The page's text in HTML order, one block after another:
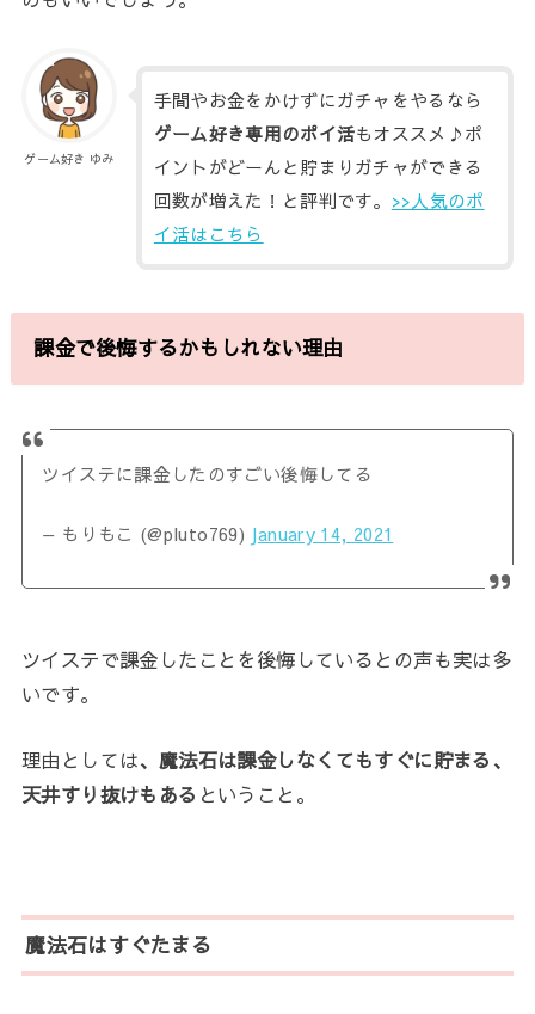
ゲーム好き ゆみ
手間やお金をかけずにガチャをやるなら
ゲーム好き専用のポイ活もオススメ♪ポ
イントがどーんと貯まりガチャができる
回数が増えた！と評判です。 >>人気のポ
イ活はこちら
課金で後悔するかもしれない理由
ツイステに課金したのすごい後悔してる
— もりもこ (@pluto769) January 14, 2021
ツイステで課金したことを後悔しているとの声も実は多
いです。
理由としては、魔法石は課金しなくてもすぐに貯まる、
天井すり抜けもある ということ。
魔法石はすぐたまる